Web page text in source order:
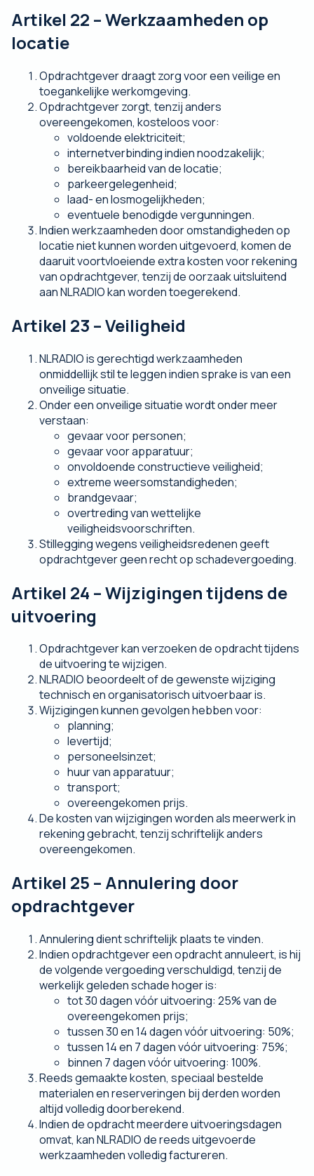
Artikel 22 – Werkzaamheden op
locatie
Opdrachtgever draagt zorg voor een veilige en
toegankelijke werkomgeving.
Opdrachtgever zorgt, tenzij anders
overeengekomen, kosteloos voor:
voldoende elektriciteit;
internetverbinding indien noodzakelijk;
bereikbaarheid van de locatie;
parkeergelegenheid;
laad- en losmogelijkheden;
eventuele benodigde vergunningen.
Indien werkzaamheden door omstandigheden op
locatie niet kunnen worden uitgevoerd, komen de
daaruit voortvloeiende extra kosten voor rekening
van opdrachtgever, tenzij de oorzaak uitsluitend
aan NLRADIO kan worden toegerekend.
Artikel 23 – Veiligheid
NLRADIO is gerechtigd werkzaamheden
onmiddellijk stil te leggen indien sprake is van een
onveilige situatie.
Onder een onveilige situatie wordt onder meer
verstaan:
gevaar voor personen;
gevaar voor apparatuur;
onvoldoende constructieve veiligheid;
extreme weersomstandigheden;
brandgevaar;
overtreding van wettelijke
veiligheidsvoorschriften.
Stillegging wegens veiligheidsredenen geeft
opdrachtgever geen recht op schadevergoeding.
Artikel 24 – Wijzigingen tijdens de
uitvoering
Opdrachtgever kan verzoeken de opdracht tijdens
de uitvoering te wijzigen.
NLRADIO beoordeelt of de gewenste wijziging
technisch en organisatorisch uitvoerbaar is.
Wijzigingen kunnen gevolgen hebben voor:
planning;
levertijd;
personeelsinzet;
huur van apparatuur;
transport;
overeengekomen prijs.
De kosten van wijzigingen worden als meerwerk in
rekening gebracht, tenzij schriftelijk anders
overeengekomen.
Artikel 25 – Annulering door
opdrachtgever
Annulering dient schriftelijk plaats te vinden.
Indien opdrachtgever een opdracht annuleert, is hij
de volgende vergoeding verschuldigd, tenzij de
werkelijk geleden schade hoger is:
tot 30 dagen vóór uitvoering: 25% van de
overeengekomen prijs;
tussen 30 en 14 dagen vóór uitvoering: 50%;
tussen 14 en 7 dagen vóór uitvoering: 75%;
binnen 7 dagen vóór uitvoering: 100%.
Reeds gemaakte kosten, speciaal bestelde
materialen en reserveringen bij derden worden
altijd volledig doorberekend.
Indien de opdracht meerdere uitvoeringsdagen
omvat, kan NLRADIO de reeds uitgevoerde
werkzaamheden volledig factureren.